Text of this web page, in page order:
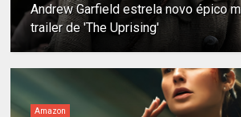
Andrew Garfield estrela novo épico
trailer de 'The Uprising'
Amazon